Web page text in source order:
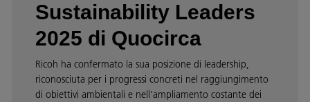
Sustainability Leaders
2025 di Quocirca
Ricoh ha confermato la sua posizione di leadership,
riconosciuta per i progressi concreti nel raggiungimento
di obiettivi ambientali e nell’ampliamento costante dei